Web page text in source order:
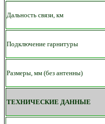
Дальность связи, км
Подключение гарнитуры
Размеры, мм (без антенны)
ТЕХНИЧЕСКИЕ ДАННЫЕ